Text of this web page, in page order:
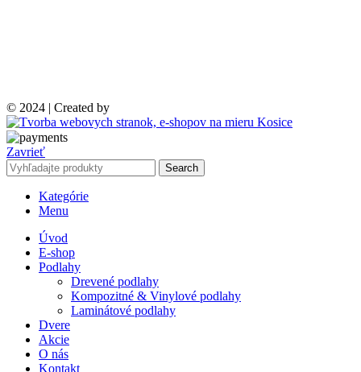
© 2024 | Created by
Zavrieť
Search
Kategórie
Menu
Úvod
E-shop
Podlahy
Drevené podlahy
Kompozitné & Vinylové podlahy
Laminátové podlahy
Dvere
Akcie
O nás
Kontakt